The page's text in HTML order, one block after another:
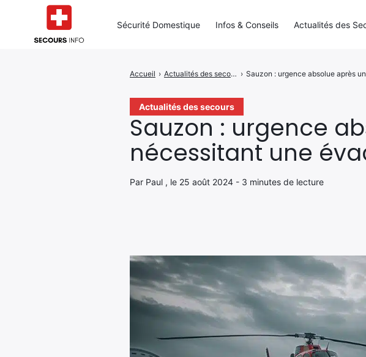
Actualités des secours
Sauzon : urgence
nécessitant une
Par Paul , le 25 août 2024 - 3 minutes de lecture
Accueil › Actualités des secours › Sauzon : urgence absolue après
Sécurité Domestique Infos & Conseils Actualités des
Rechercher